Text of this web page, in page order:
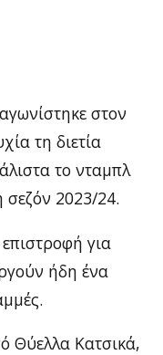
στον
τη διετία
το νταμπλ
σεζόν 2023/24.
για
ήδη ένα
Θύελλα Κατσικά,